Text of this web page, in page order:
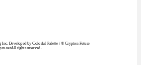
Inc. Developed by Colorful Palette / © Crypton Future
rights reserved.